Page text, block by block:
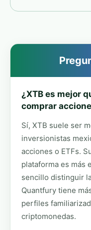
¿XTB es mejor
comprar
Sí, XTB suele ser
inversionistas
acciones o ETFs.
plataforma es más
sencillo distinguir
Quantfury tiene
perfiles
criptomonedas.